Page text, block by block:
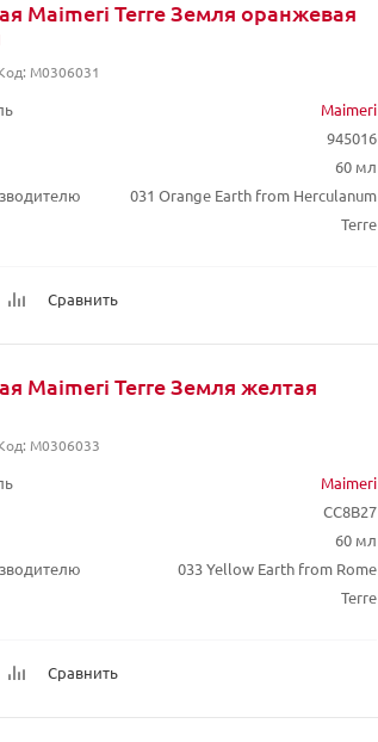
Maimeri Terre Земля оранжевая
M0306031
Maimeri
945016
60 мл
031 Orange Earth from Herculanum
Terre
Сравнить
Maimeri Terre Земля желтая
M0306033
Maimeri
CC8B27
60 мл
033 Yellow Earth from Rome
Terre
Сравнить